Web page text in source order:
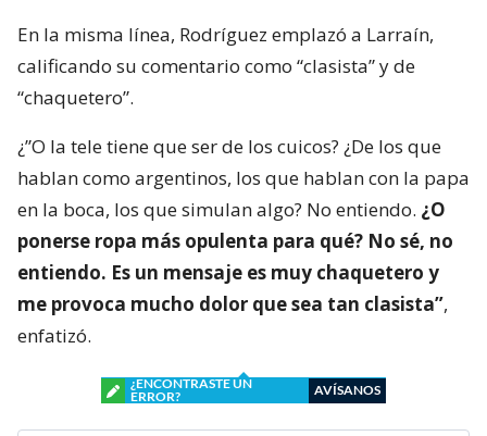
En la misma línea, Rodríguez emplazó a Larraín,
calificando su comentario como “clasista” y de
“chaquetero”.
¿”O la tele tiene que ser de los cuicos? ¿De los que
hablan como argentinos, los que hablan con la papa
en la boca, los que simulan algo? No entiendo. ¿O
ponerse ropa más opulenta para qué? No sé, no
entiendo. Es un mensaje es muy chaquetero y
me provoca mucho dolor que sea tan clasista”,
enfatizó.
¿ENCONTRASTE UN
ERROR?
AVÍSANOS